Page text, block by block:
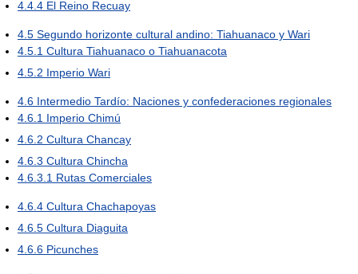
4.4.4 El Reino Recuay
4.5 Segundo horizonte cultural andino: Tiahuanaco y Wari
4.5.1 Cultura Tiahuanaco o Tiahuanacota
4.5.2 Imperio Wari
4.6 Intermedio Tardío: Naciones y confederaciones regionales
4.6.1 Imperio Chimú
4.6.2 Cultura Chancay
4.6.3 Cultura Chincha
4.6.3.1 Rutas Comerciales
4.6.4 Cultura Chachapoyas
4.6.5 Cultura Diaguita
4.6.6 Picunches